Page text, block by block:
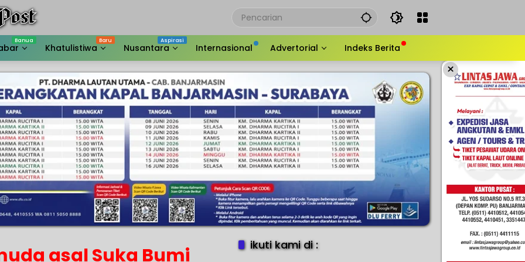
Khatulistiwa Nusantara Internasional Advertorial Indeks Berita
×
asal Suka Bumi
ikuti kami di :